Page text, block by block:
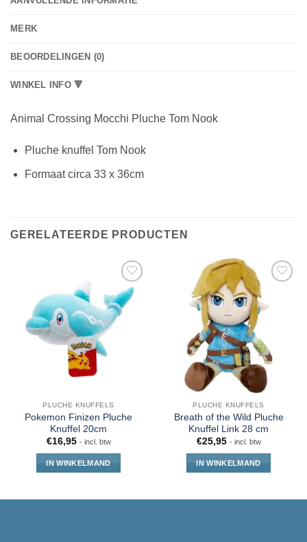
MERK
BEOORDELINGEN (0)
WINKEL INFO 🔻
Animal Crossing Mocchi Pluche Tom Nook
Pluche knuffel Tom Nook
Formaat circa 33 x 36cm
GERELATEERDE PRODUCTEN
PLUCHE KNUFFELS
Pokemon Finizen Pluche
Knuffel 20cm
€16,95 - incl. btw
IN WINKELMAND
PLUCHE KNUFFELS
Breath of the Wild Pluche
Knuffel Link 28 cm
€25,95 - incl. btw
IN WINKELMAND